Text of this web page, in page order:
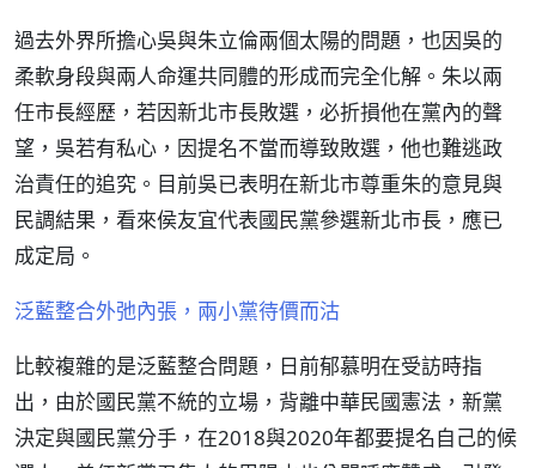
過去外界所擔心吳與朱立倫兩個太陽的問題，也因吳的
柔軟身段與兩人命運共同體的形成而完全化解。朱以兩
任市長經歷，若因新北市長敗選，必折損他在黨內的聲
望，吳若有私心，因提名不當而導致敗選，他也難逃政
治責任的追究。目前吳已表明在新北市尊重朱的意見與
民調結果，看來侯友宜代表國民黨參選新北市長，應已
成定局。
泛藍整合外弛內張，兩小黨待價而沽
比較複雜的是泛藍整合問題，日前郁慕明在受訪時指
出，由於國民黨不統的立場，背離中華民國憲法，新黨
決定與國民黨分手，在2018與2020年都要提名自己的候